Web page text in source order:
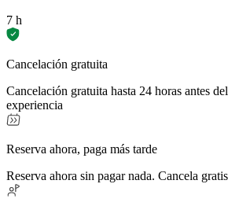
7 h
Cancelación gratuita
Cancelación gratuita hasta 24 horas antes
experiencia
Reserva ahora, paga más tarde
Reserva ahora sin pagar nada. Cancela